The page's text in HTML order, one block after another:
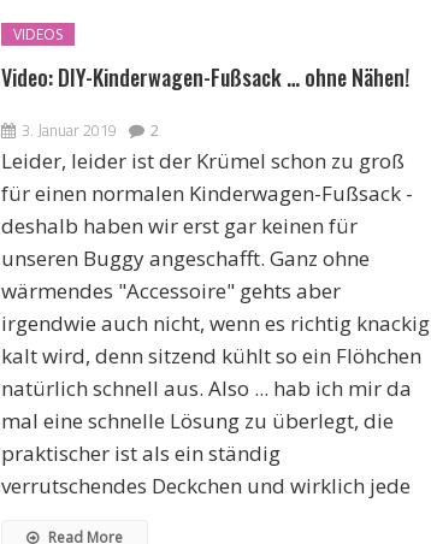
VIDEOS
Video: DIY-Kinderwagen-Fußsack … ohne Nähen!
3. Januar 2019 2
Leider, leider ist der Krümel schon zu groß
für einen normalen Kinderwagen-Fußsack -
deshalb haben wir erst gar keinen für
unseren Buggy angeschafft. Ganz ohne
wärmendes "Accessoire" gehts aber
irgendwie auch nicht, wenn es richtig knackig
kalt wird, denn sitzend kühlt so ein Flöhchen
natürlich schnell aus. Also ... hab ich mir da
mal eine schnelle Lösung zu überlegt, die
praktischer ist als ein ständig
verrutschendes Deckchen und wirklich jede
Read More